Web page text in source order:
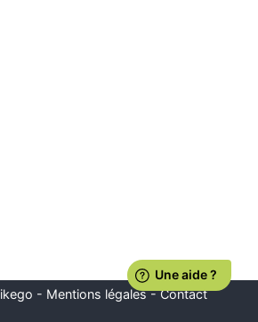
- Mentions légales-Contact